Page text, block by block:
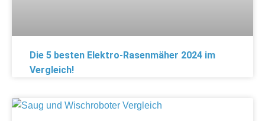
Die 5 besten Elektro-Rasenmäher 2024 im
Vergleich!